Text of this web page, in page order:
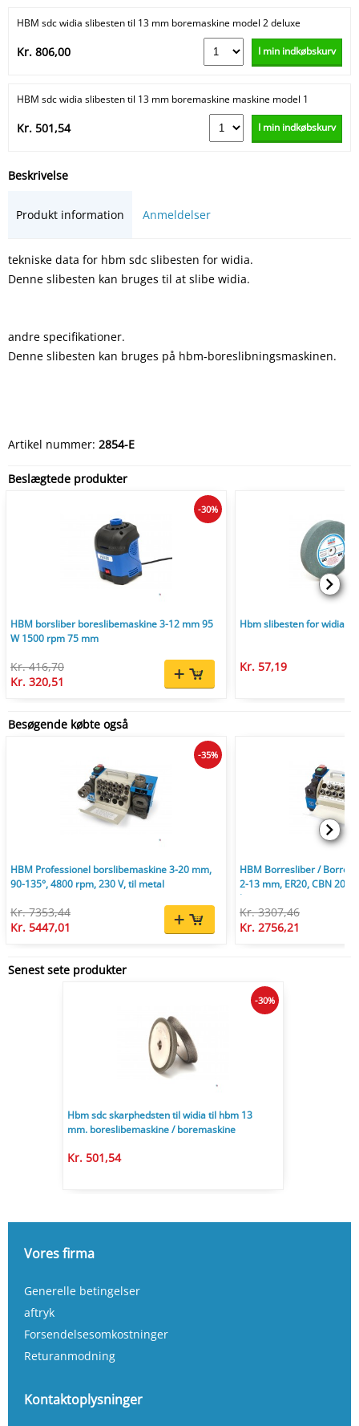
HBM sdc widia slibesten til 13 mm boremaskine model 2 deluxe
Kr. 806,00 I min indkøbskurv
HBM sdc widia slibesten til 13 mm boremaskine maskine model 1
Kr. 501,54 I min indkøbskurv
Beskrivelse
Produkt information Anmeldelser
tekniske data for hbm sdc slibesten for widia.
Denne slibesten kan bruges til at slibe widia.
andre specifikationer.
Denne slibesten kan bruges på hbm-boreslibningsmaskinen.
Artikel nummer: 2854-E
Beslægtede produkter
HBM borsliber boreslibemaskine 3-12 mm 95
W 1500 rpm 75 mm
Kr. 416,70
Kr. 320,51
-30%
Hbm slibesten for widia -
Kr. 57,19
Besøgende købte også
HBM Professionel borslibemaskine 3-20 mm,
90-135°, 4800 rpm, 230 V, til metal
Kr. 7353,44
Kr. 5447,01
-35%
HBM Borresliber /
2-13 mm, ER20, CBN 200,
kg.
Kr. 3307,46
Kr. 2756,21
Senest sete produkter
Hbm sdc skarphedsten til widia til hbm 13
mm. boreslibemaskine / boremaskine
Kr. 501,54
-30%
Vores firma
Generelle betingelser
aftryk
Forsendelsesomkostninger
Returanmodning
Kontaktoplysninger